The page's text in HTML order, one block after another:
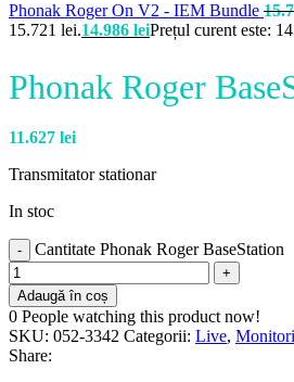
Phonak Roger On V2 - IEM Bundle
15.721 lei.14.986 leiPrețul curent este:
Phonak Roger
11.627 lei
Transmitator stationar
In stoc
Cantitate Phonak Roger BaseStation
Adaugă în coș
0 People watching this product now!
SKU: 052-3342 Categorii: Live,
Share: